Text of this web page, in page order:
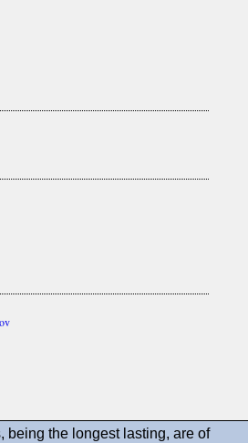
being the longest lasting, are of